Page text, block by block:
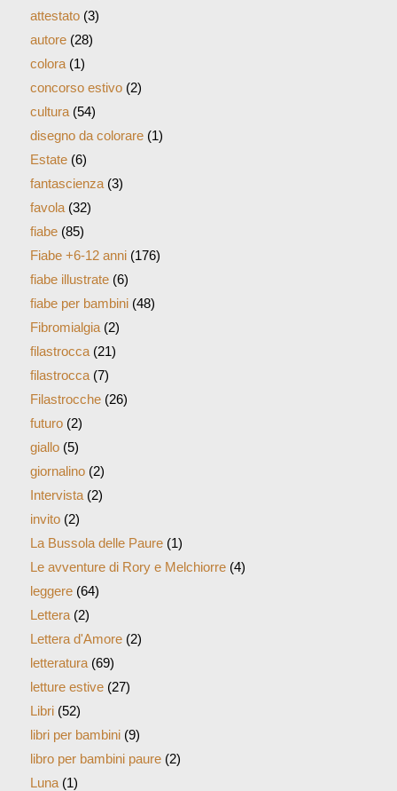
attestato(3)
autore(28)
colora(1)
concorso estivo(2)
cultura(54)
disegno da colorare(1)
Estate(6)
fantascienza(3)
favola(32)
fiabe(85)
Fiabe +6-12 anni(176)
fiabe illustrate(6)
fiabe per bambini(48)
Fibromialgia(2)
filastrocca(21)
filastrocca(7)
Filastrocche(26)
futuro(2)
giallo(5)
giornalino(2)
Intervista(2)
invito(2)
La Bussola delle Paure(1)
Le avventure di Rory e Melchiorre(4)
leggere(64)
Lettera(2)
Lettera d'Amore(2)
letteratura(69)
letture estive(27)
Libri(52)
libri per bambini(9)
libro per bambini paure(2)
Luna(1)